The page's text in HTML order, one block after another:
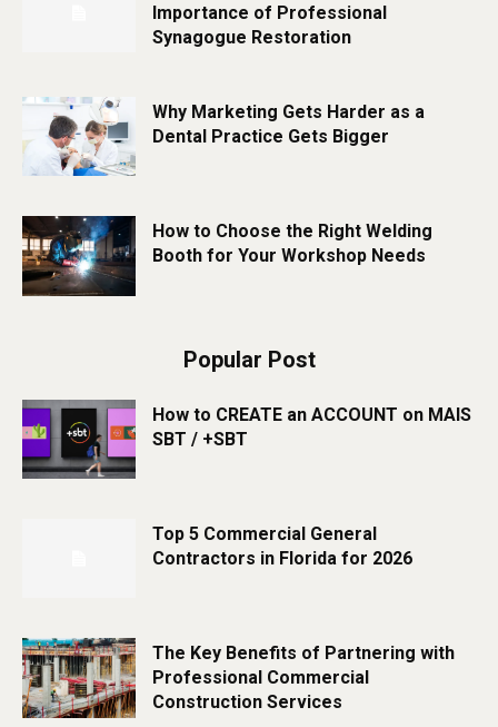
Importance of Professional
Synagogue Restoration
Why Marketing Gets Harder as a
Dental Practice Gets Bigger
How to Choose the Right Welding
Booth for Your Workshop Needs
Popular Post
How to CREATE an ACCOUNT on MAIS
SBT / +SBT
Top 5 Commercial General
Contractors in Florida for 2026
The Key Benefits of Partnering with
Professional Commercial
Construction Services